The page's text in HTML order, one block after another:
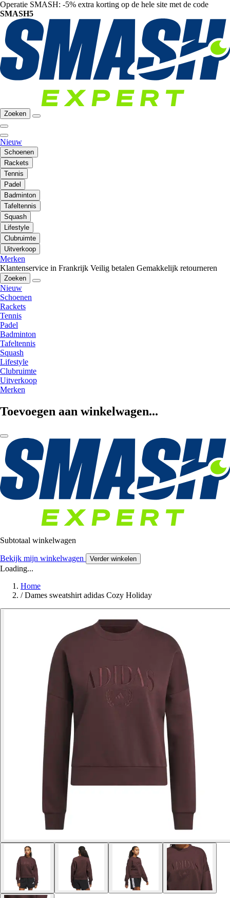
Operatie SMASH: -5% extra korting op de hele site met de code
SMASH5
Zoeken
Nieuw
Schoenen
Rackets
Tennis
Padel
Badminton
Tafeltennis
Squash
Lifestyle
Clubruimte
Uitverkoop
Merken
Klantenservice in Frankrijk Veilig betalen Gemakkelijk retourneren
Zoeken
Nieuw
Schoenen
Rackets
Tennis
Padel
Badminton
Tafeltennis
Squash
Lifestyle
Clubruimte
Uitverkoop
Merken
Toevoegen aan winkelwagen...
Subtotaal winkelwagen
Bekijk mijn winkelwagen Verder winkelen
Loading...
Home
/ Dames sweatshirt adidas Cozy Holiday